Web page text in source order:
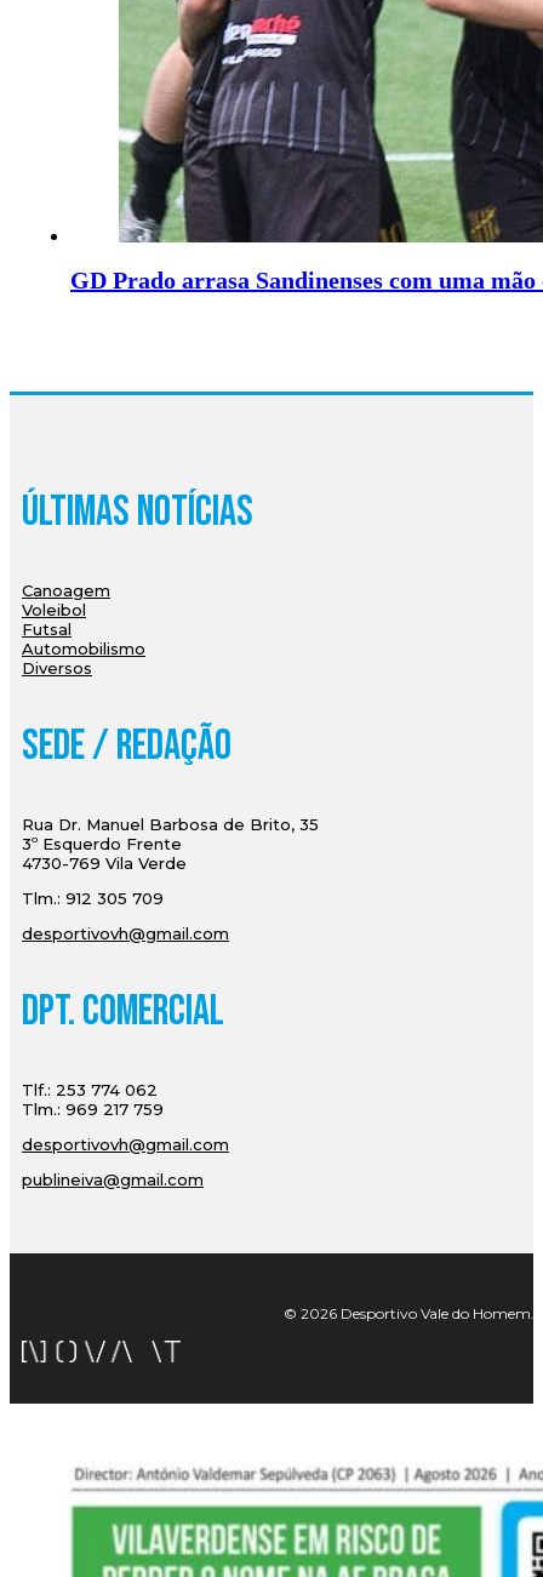
GD Prado arrasa Sandinenses com uma mão
Últimas Notícias
Canoagem
Voleibol
Futsal
Automobilismo
Diversos
Sede / Redação
Rua Dr. Manuel Barbosa de Brito, 35
3º Esquerdo Frente
4730-769 Vila Verde
Tlm.: 912 305 709
desportivovh@gmail.com
Dpt. Comercial
Tlf.: 253 774 062
Tlm.: 969 217 759
desportivovh@gmail.com
publineiva@gmail.com
© 2026 Desportivo Vale do Homem.